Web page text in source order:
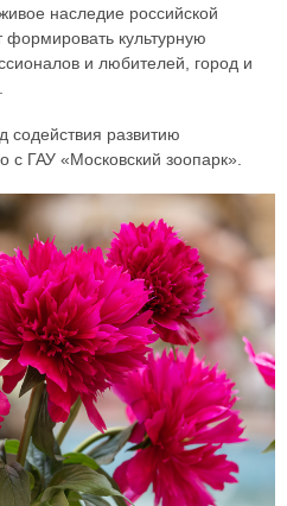
наследие российской
культурную
и любителей, город и
содействия развитию
с ГАУ «Московский зоопарк».